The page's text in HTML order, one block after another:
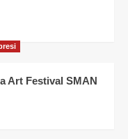
Art Festival SMAN